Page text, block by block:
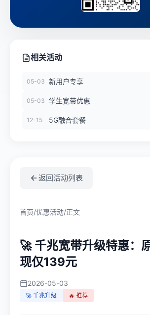
返回活动列表
首页/优惠活动/正文
🚀 千兆宽带升级特惠：
现仅139元
2026-05-03
🚀 千兆升级 🔥 推荐
相关活动
05-03 新用户专享
05-03 学生宽带优惠
12-15 5G融合套餐